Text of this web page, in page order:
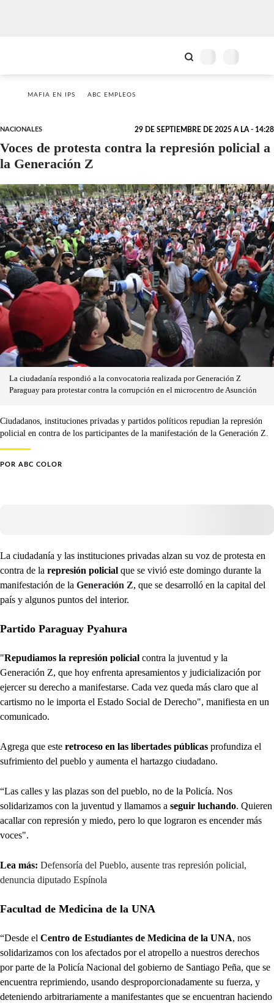
MAFIA EN IPS ABC EMPLEOS
NACIONALES 29 DE SEPTIEMBRE DE 2025 A LA - 14:28
Voces de protesta contra la represión policial a
la Generación Z
La ciudadanía respondió a la convocatoria realizada por Generación Z
Paraguay para protestar contra la corrupción en el microcentro de Asunción
Ciudadanos, instituciones privadas y partidos políticos repudian la represión
policial en contra de los participantes de la manifestación de la Generación Z.
POR ABC COLOR
La ciudadanía y las instituciones privadas alzan su voz de protesta en
contra de la represión policial que se vivió este domingo durante la
manifestación de la Generación Z, que se desarrolló en la capital del
país y algunos puntos del interior.
Partido Paraguay Pyahura
"Repudiamos la represión policial contra la juventud y la
Generación Z, que hoy enfrenta apresamientos y judicialización por
ejercer su derecho a manifestarse. Cada vez queda más claro que al
cartismo no le importa el Estado Social de Derecho", manifiesta en un
comunicado.
Agrega que este retroceso en las libertades públicas profundiza el
sufrimiento del pueblo y aumenta el hartazgo ciudadano.
“Las calles y las plazas son del pueblo, no de la Policía. Nos
solidarizamos con la juventud y llamamos a seguir luchando. Quieren
acallar con represión y miedo, pero lo que lograron es encender más
voces".
Lea más: Defensoría del Pueblo, ausente tras represión policial,
denuncia diputado Espínola
Facultad de Medicina de la UNA
“Desde el Centro de Estudiantes de Medicina de la UNA, nos
solidarizamos con los afectados por el atropello a nuestros derechos
por parte de la Policía Nacional del gobierno de Santiago Peña, que se
encuentra reprimiendo, usando desproporcionadamente su fuerza, y
deteniendo arbitrariamente a manifestantes que se encuentran haciendo